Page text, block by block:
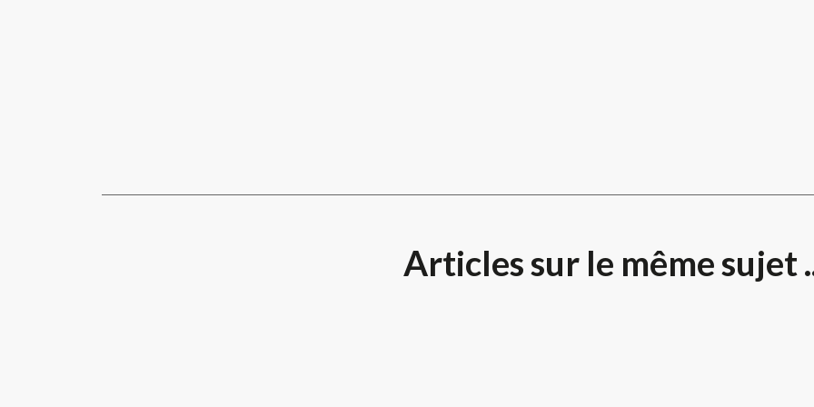
Articles sur le même sujet